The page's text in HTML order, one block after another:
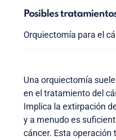
Posibles
Orquiectomía para el
Una orquiectomía
en el tratamiento del
Implica la extirpación
y a menudo es
cáncer. Esta operación